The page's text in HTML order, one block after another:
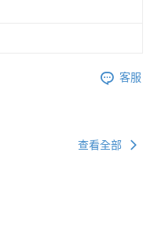
客服
查看全部